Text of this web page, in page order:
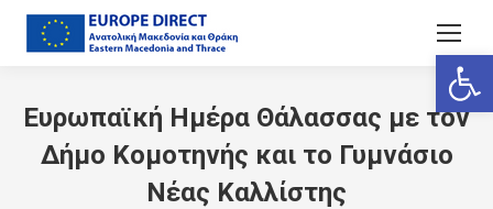
Ευρωπαϊκή Ημέρα Θάλασσας με τον
Δήμο Κομοτηνής και το Γυμνάσιο
Νέας Καλλίστης